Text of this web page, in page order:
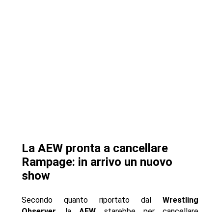
La AEW pronta a cancellare
Rampage: in arrivo un nuovo
show
Secondo quanto riportato dalWrestling